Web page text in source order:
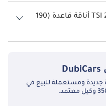
نظام الدفع في فولكس واجن ارتيون Front Wheel Drive 2.0 TSI أناقة قاعدة
هل تحوي فولكس واجن ارتيون 2.0 TSI أناقة قاعدة (190
نعم توفر فولكس واجن ارتيون 2.0 TSI أناقة قاعدة (190 حصان) فتحة السقف
DubiCars
من 30،000 سيارة جديدة ومستعملة للبيع في